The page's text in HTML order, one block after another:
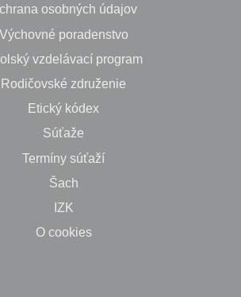
osobných údajov
Výchovné poradenstvo
vzdelávací program
Rodičovské združenie
Etický kódex
Súťaže
Termíny súťaží
Šach
IZK
O cookies